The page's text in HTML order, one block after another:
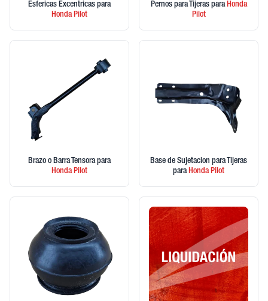
Esfericas Excentricas para
HondaPilot
Pernos para Tijeras paraHonda
Pilot
Brazo o Barra Tensora para
HondaPilot
Base de Sujetacion para Tijeras
paraHondaPilot